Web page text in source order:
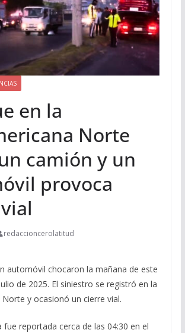
en la
Norte
camión y un
provoca
redaccioncerolatitud
automóvil chocaron la mañana de este
de 2025. El siniestro se registró en la
Norte y ocasionó un cierre vial.
fue reportada cerca de las 04:30 en el